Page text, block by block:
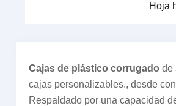
Hoja
Cajas de plástico corrugado de
cajas personalizables., desde
Respaldado por una capacidad